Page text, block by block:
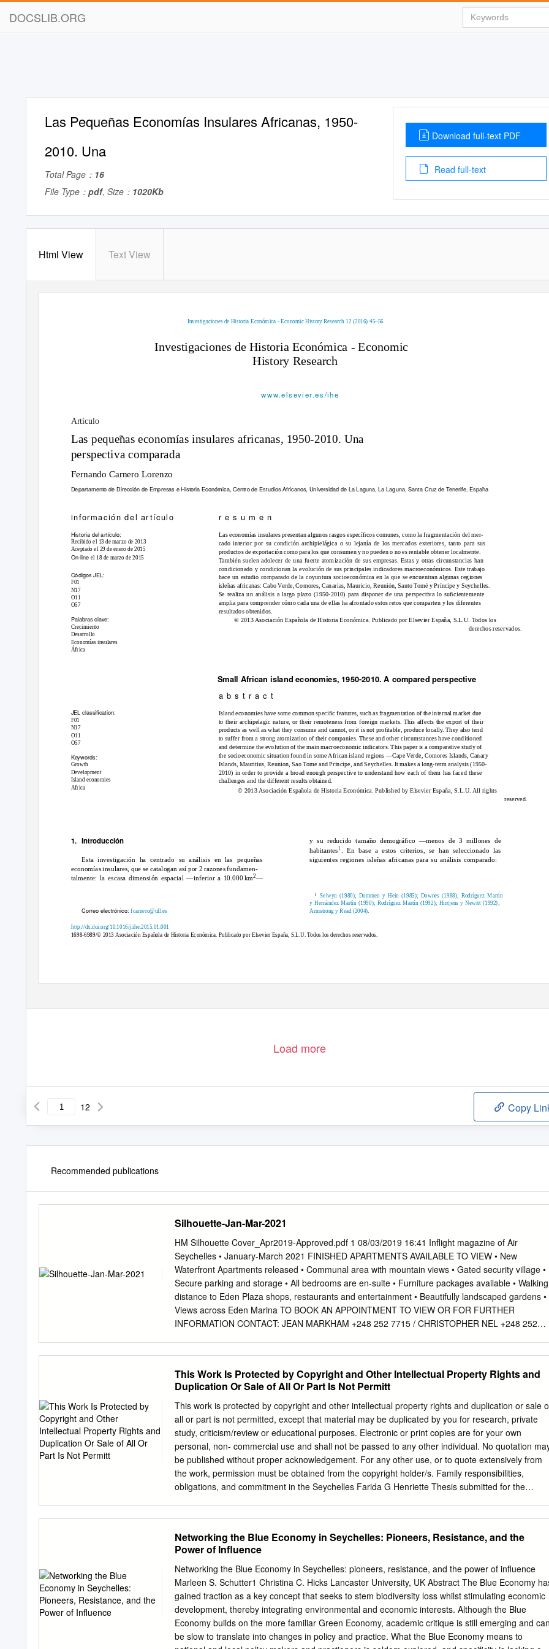
DOCSLIB.ORG
Las Pequeñas Economías Insulares Africanas, 1950-
2010. Una
Total Page： 16
File Type： pdf, Size： 1020Kb
Download full-text PDF
Read full-text
Html View Text View
Investigaciones de Historia Económica - Economic History Research 12 (2016) 45–56
Investigaciones de Historia Económica - Economic
History Research
www.elsevier.es/ihe
Artículo
Las peque˜as economías insulares africanas, 1950-2010. Una
perspectiva comparada
Fernando Carnero Lorenzo
Departamento de Dirección de Empresas e Historia Económica, Centro de Estudios Africanos, Universidad de La Laguna, La Laguna, Santa Cruz de Tenerife, Espana
información del artículo r e s u m e n
Historia del artículo:
Las economías insulares presentan algunos rasgos especíﬁcos comunes, como la fragmentación del mer-
cado interior por su condición archipielágica o su lejanía de los mercados exteriores, tanto para sus
productos de exportación como para los que consumen y no pueden o no es rentable obtener localmente.
También suelen adolecer de una fuerte atomización de sus empresas. Estas y otras circunstancias han
condicionado y condicionan la evolución de sus principales indicadores macroeconómicos. Este trabajo
hace un estudio comparado de la coyuntura socioeconómica en la que se encuentran algunas regiones
isle˜as africanas: Cabo Verde, Comores, Canarias, Mauricio, Reunión, Santo Tomé y Príncipe y Seychelles.
Se realiza un análisis a largo plazo (1950-2010) para disponer de una perspectiva lo suﬁcientemente
amplia para comprender cómo cada una de ellas ha afrontado estos retos que comparten y los diferentes
resultados obtenidos.
Recibido el 13 de marzo de 2013
Aceptado el 29 de enero de 2015
On-lineel 18 de marzo de 2015
Códigos JEL:
F01
N17
O11
O57
Palabras clave:
Crecimiento
Desarrollo
© 2013 Asociación Espa˜ola de Historia Económica. Publicado por Elsevier España, S.L.U. Todos los
derechos reservados.
Economías insulares
África
Small African island economies, 1950-2010. A compared perspective
a b s t r a c t
JEL classiﬁcation: Island economies have some common speciﬁc features, such as fragmentation of the internal market due
to their archipelagic nature, or their remoteness from foreign markets. This affects the export of their
products as well as what they consume and cannot, or it is not proﬁtable, produce locally. They also tend
to suffer from a strong atomization of their companies. These and other circumstances have conditioned
and determine the evolution of the main macroeconomic indicators. This paper is a comparative study of
the socioeconomic situation found in some African island regions —Cape Verde, Comores Islands, Canary
Islands, Mauritius, Reunion, Sao Tome and Principe, and Seychelles. It makes a long-term analysis (1950-
2010) in order to provide a broad enough perspective to understand how each of them has faced these
challenges and the different results obtained.
F01
N17
O11
O57
Keywords:
Growth
Development
Island economies
Africa © 2013 Asociación Espa˜ola de Historia Económica. Published by Elsevier España, S.L.U. All rights
reserved.
1. Introducción y su reducido tama˜odemográﬁco —menos de 3 millones de
habitantes 1
. En base a estos criterios, se han seleccionado las
Esta investigación ha centrado su análisis en las peque˜as
economías insulares, que se catalogan así por 2 razones fundamen-
talmente: la escasa dimensión espacial —inferior a 10.000 km2—
siguientes regiones isle˜as africanas para su análisis comparado:
1 Selwyn (1980); Dommen y Hein (1985); Downes (1988); Rodríguez Martín
y Hernández Martín (1990); Rodríguez Martín (1992); Hintjens y Newitt (1992);
Armstrong y Read (2004)
Correo electrónico:fcarnero@ull.es
http://dx.doi.org/10.1016/j.ihe.2015.01.001
1698-6989/© 2013 Asociación Espa˜ola de Historia Económica. Publicado por Elsevier España, S.L.U. Todos los derechos reservados.
Load more
12 Copy
Recommended publications
Silhouette-Jan-Mar-2021
HM Silhouette Cover_Apr2019-Approved.pdf 1 08/03/2019 16:41 Inﬂight magazine of Air
Seychelles • January-March 2021 FINISHED APARTMENTS AVAILABLE TO VIEW • New
Waterfront Apartments released • Communal area with mountain views • Gated security village •
Secure parking and storage • All bedrooms are en-suite • Furniture packages available • Walking
distance to Eden Plaza shops, restaurants and entertainment • Beautifully landscaped gardens •
Views across Eden Marina TO BOOK AN APPOINTMENT TO VIEW OR FOR FURTHER
INFORMATION CONTACT: JEAN MARKHAM +248 252 7715 / CHRISTOPHER NEL +248 252
remain commercially viable, following the closure of borders across our network, we had to
quickly shift our strategy to focus on operating cargo, repatriation and charter flights. Amidst the
global pandemic, the beautiful colours of the Air Seychelles livery were spotted at more than 30
destinations across the Asian, European and African continents connecting stranded families
together in addition to delivering essential COVID-19 medical supplies. This incredible yet
challenging journey, requiring intense planning, really tested the capacity of our assets and
who I must say embraced all obstacles with great determination. Today I am beyond proud to be
part of the Air Seychelles family to which I salute and extend my gratitude for always keeping up
the positive momentum. Despite the unprecedented event, the tireless efforts of the entire Air
year running.
This Work Is Protected by Copyright and Other Intellectual Property Rights and
Duplication Or Sale of All Or Part Is Not Permitt
This work is protected by copyright and other intellectual property rights and duplication or sale
all or part is not permitted, except that material may be duplicated by you for research, private
study, criticism/review or educational purposes. Electronic or print copies are for your own
personal, non- commercial use and shall not be passed to any other individual. No quotation
be published without proper acknowledgement. For any other use, or to quote extensively from
the work, permission must be obtained from the copyright holder/s. Family responsibilities,
obligations, and commitment in the Seychelles Farida G Henriette Thesis submitted for the
this qualitative research, using an interpretive epistemology, is to explore family responsibilities,
obligations, and commitment in the Seychelles, and how this varies for different generations and
genders. Semi-structured interviews and vignettes were used to gather data from forty
participants who consented to take part in the research. The analysis of the data revealed that
there are different types of family structures and they are in flux. Post-colonial societies have
certain common characteristics and the analysis of the data revealed that the racial, power and
gender characteristics common to such societies can be found in the Seychellois Creole family.
The analysis revealed that gender is more important than the other characteristics which post-
Networking the Blue Economy in Seychelles: Pioneers, Resistance, and the
Power of Influence
Networking the Blue Economy in Seychelles: pioneers, resistance, and the power of influence
Marleen S. Schutter1 Christina C. Hicks Lancaster University, UK Abstract The Blue Economy
gained traction as a key concept that seeks to stem biodiversity loss whilst stimulating economic
development, thereby integrating environmental and economic interests. Although the Blue
Economy builds on the more familiar Green Economy, academic critique is still emerging and
be slow to translate into changes in policy and practice. What the Blue Economy means to